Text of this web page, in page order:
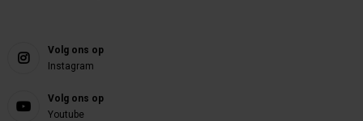
Volg ons op
Instagram
Volg ons op
Youtube